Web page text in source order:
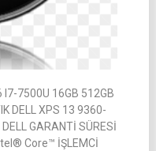
I7-7500U 16GB 512GB
DELL XPS 13 9360-
GARANTİ SÜRESİ
Core™ İŞLEMCİ